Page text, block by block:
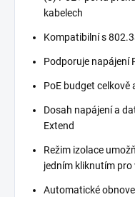
kabelech
Kompatibilní s
Podporuje napájení
PoE budget celkově
Dosah napájení a
Extend
Režim izolace
jedním kliknutím pro
Automatické